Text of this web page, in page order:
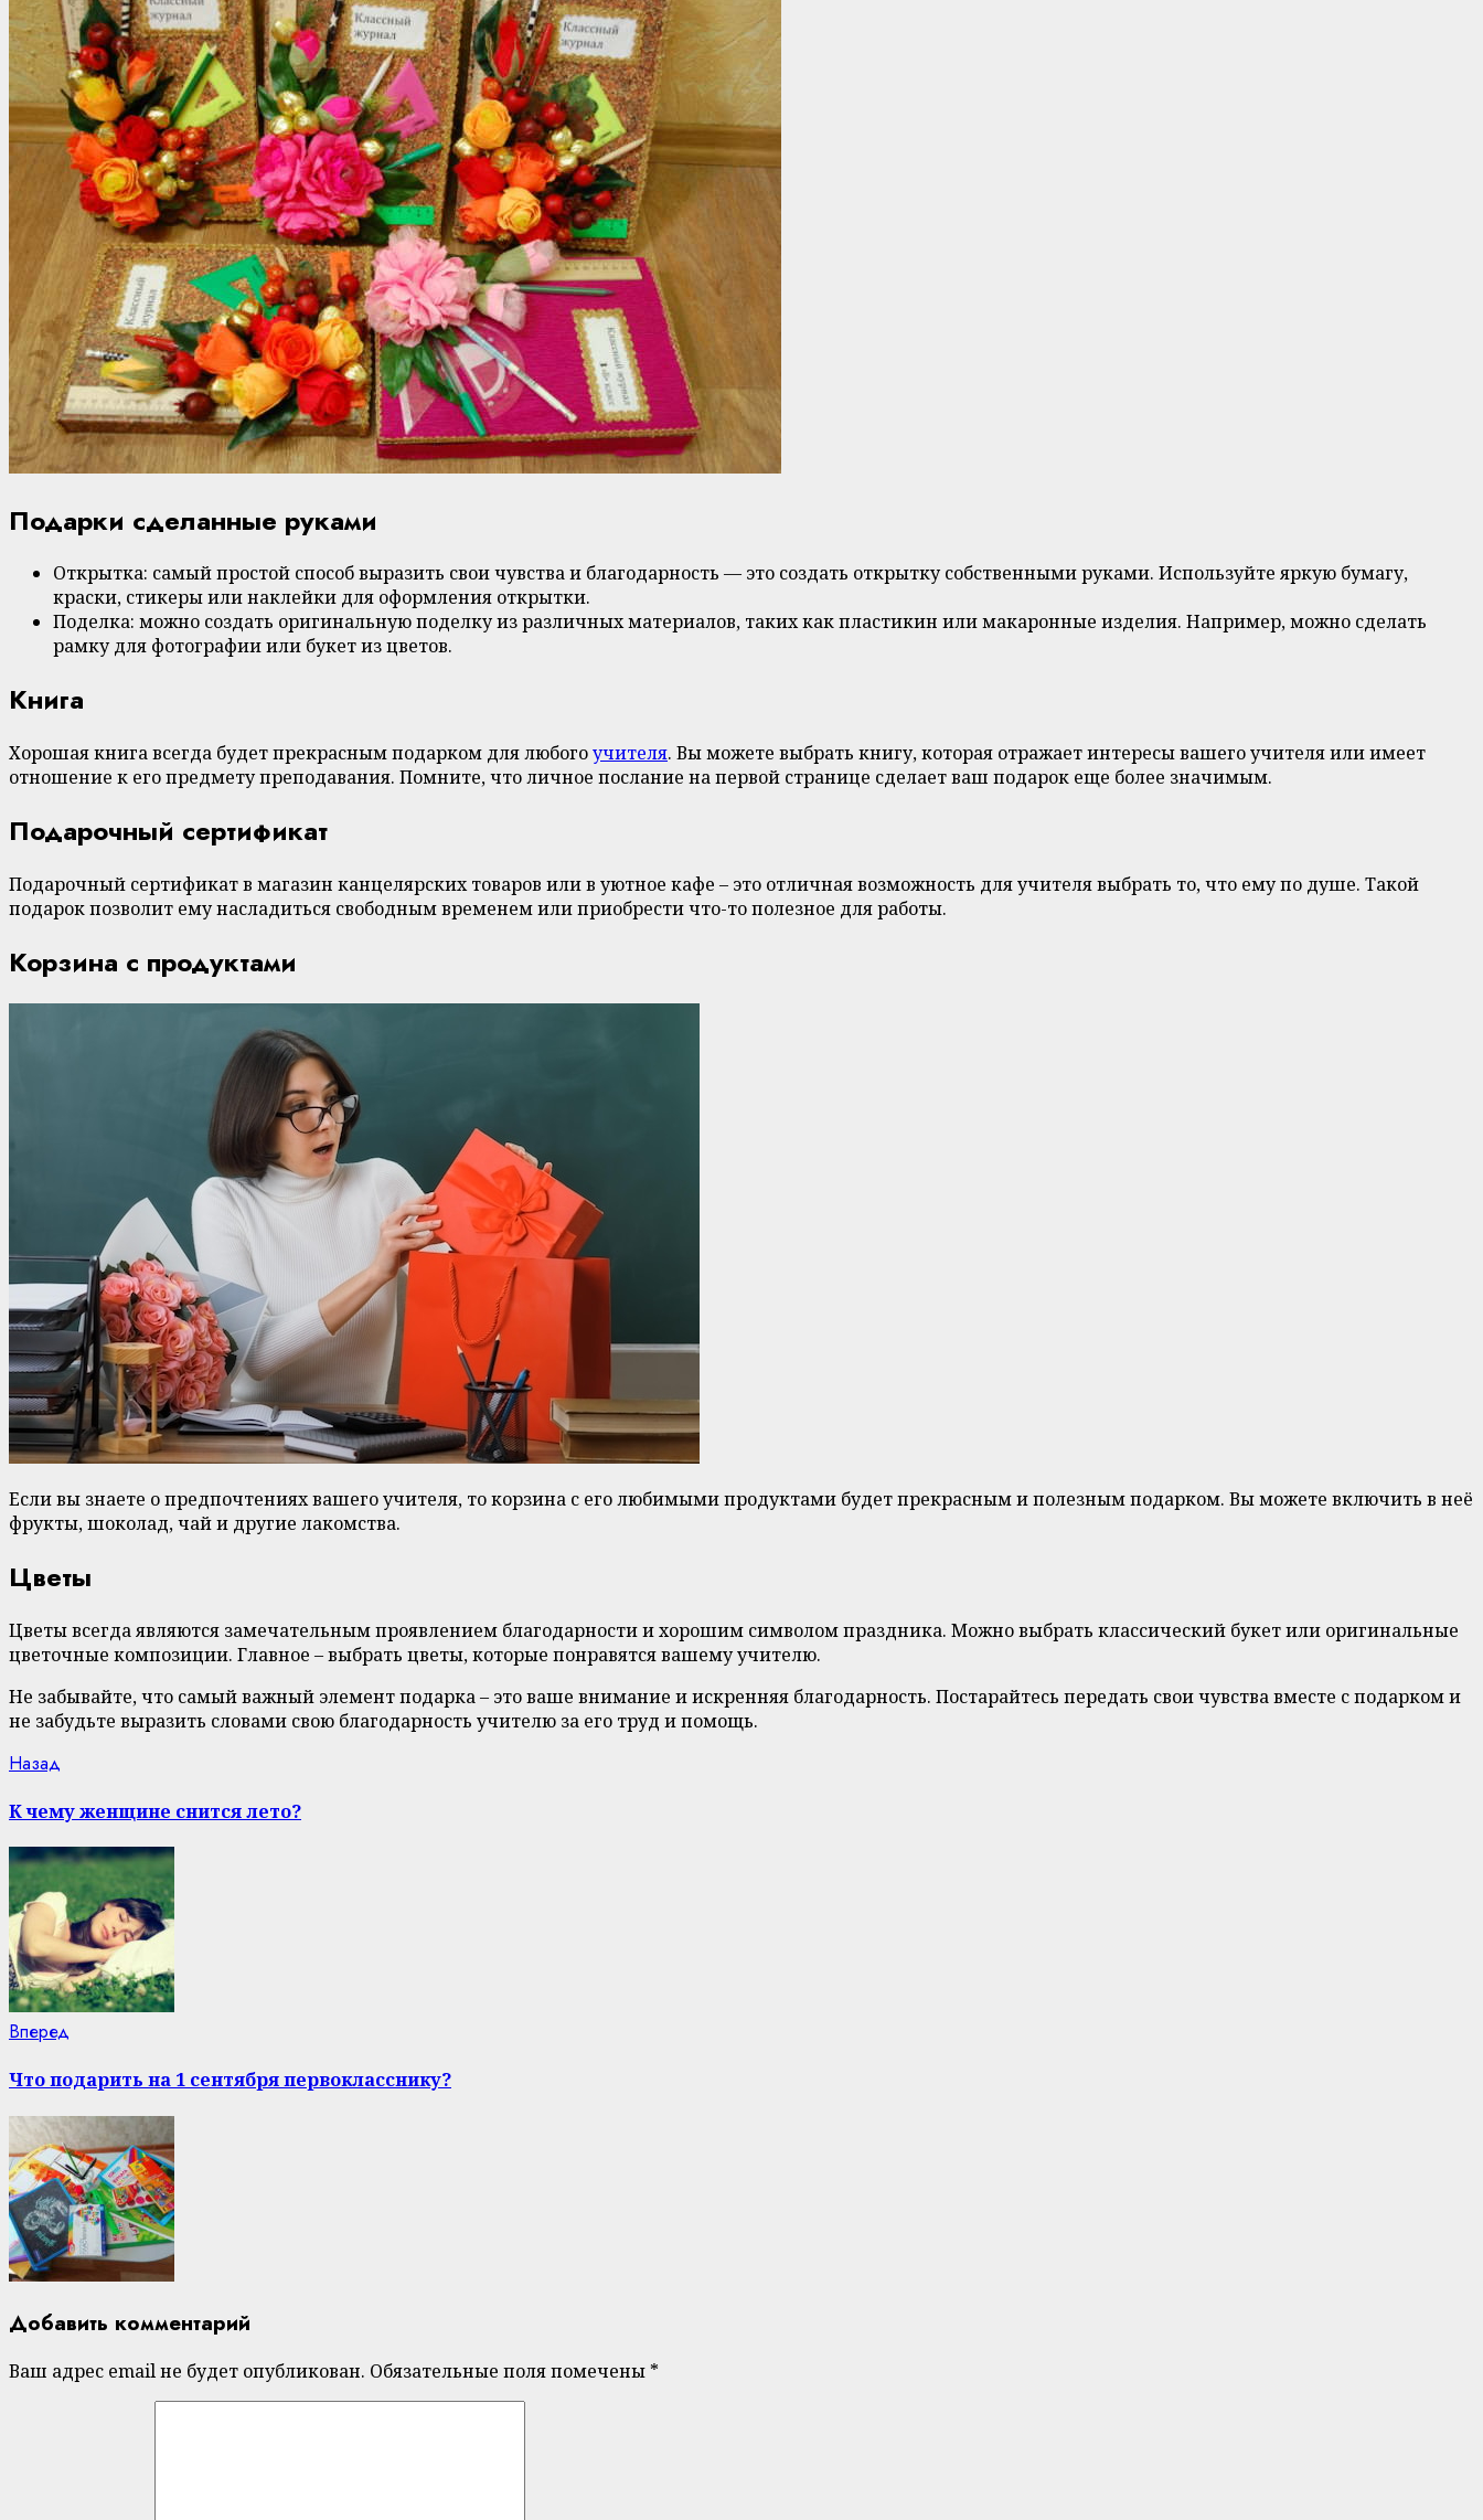
Подарки сделанные руками
Открытка: самый простой способ выразить свои чувства и благодарность — это создать открытку собственными руками. Используйте яркую бумагу,
краски, стикеры или наклейки для оформления открытки.
Поделка: можно создать оригинальную поделку из различных материалов, таких как пластикин или макаронные изделия. Например, можно сделать
рамку для фотографии или букет из цветов.
Книга
Хорошая книга всегда будет прекрасным подарком для любогоучителя. Вы можете выбрать книгу, которая отражает интересы вашего учителя или имеет
отношение к его предмету преподавания. Помните, что личное послание на первой странице сделает ваш подарок еще более значимым.
Подарочный сертификат
Подарочный сертификат в магазин канцелярских товаров или в уютное кафе – это отличная возможность для учителя выбрать то, что ему по душе. Такой
подарок позволит ему насладиться свободным временем или приобрести что-то полезное для работы.
Корзина с продуктами
Если вы знаете о предпочтениях вашего учителя, то корзина с его любимыми продуктами будет прекрасным и полезным подарком. Вы можете включить в неё
фрукты, шоколад, чай и другие лакомства.
Цветы
Цветы всегда являются замечательным проявлением благодарности и хорошим символом праздника. Можно выбрать классический букет или оригинальные
цветочные композиции. Главное – выбрать цветы, которые понравятся вашему учителю.
Не забывайте, что самый важный элемент подарка – это ваше внимание и искренняя благодарность. Постарайтесь передать свои чувства вместе с подарком и
не забудьте выразить словами свою благодарность учителю за его труд и помощь.
Continue
Reading
Назад
К чему женщине снится лето?
Вперед
Что подарить на 1 сентября первокласснику?
Добавить комментарий
Ваш адрес email не будет опубликован. Обязательные поля помечены *